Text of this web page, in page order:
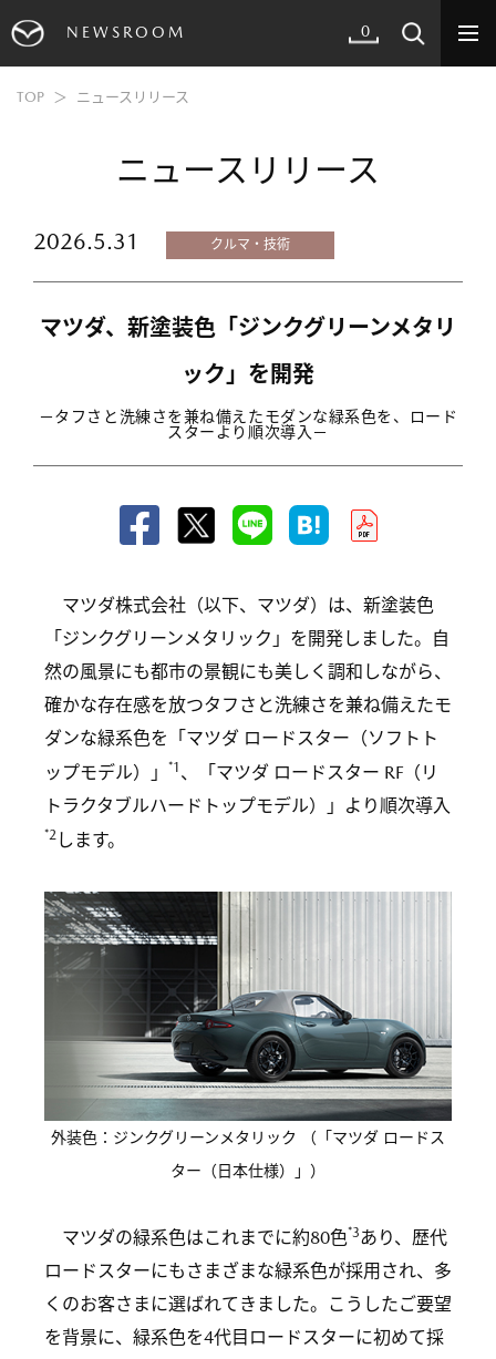
NEWSROOM 0
TOP ニュースリリース
ニュースリリース
2026.5.31 クルマ・技術
マツダ、新塗装色「ジンクグリーンメタリ
ック」を開発
－タフさと洗練さを兼ね備えたモダンな緑系色を、ロード
スターより順次導入－
マツダ株式会社（以下、マツダ）は、新塗装色
「ジンクグリーンメタリック」を開発しました。自
然の風景にも都市の景観にも美しく調和しながら、
確かな存在感を放つタフさと洗練さを兼ね備えたモ
ダンな緑系色を「マツダ ロードスター（ソフトト
ップモデル）」
*1 、「マツダ ロードスター RF（リ
トラクタブルハードトップモデル）」より順次導入
*2 します。
外装色：ジンクグリーンメタリック （「マツダ ロードス
ター（日本仕様）」）
マツダの緑系色はこれまでに約80色*3あり、歴代
ロードスターにもさまざまな緑系色が採用され、多
くのお客さまに選ばれてきました。こうしたご要望
を背景に、緑系色を4代目ロードスターに初めて採